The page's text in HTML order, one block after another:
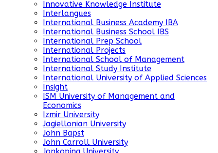
Innovative Knowledge Institute
Interlangues
International Business Academy IBA
International Business School IBS
International Prep School
International Projects
International School of Management
International Study Institute
International University of Applied Sciences
Insight
ISM University of Management and
Economics
Izmir University
Jagiellonian University
John Bapst
John Carroll University